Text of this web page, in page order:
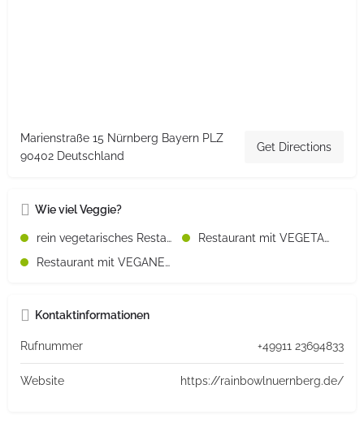
Marienstraße 15 Nürnberg Bayern PLZ
90402 Deutschland
Get Directions
Wie viel Veggie?
rein vegetarisches Restaurant
Restaurant mit VEGETARISCHEN Speisen
Restaurant mit VEGANEN Speisen
Kontaktinformationen
Rufnummer +49911 23694833
Website https://rainbowlnuernberg.de/